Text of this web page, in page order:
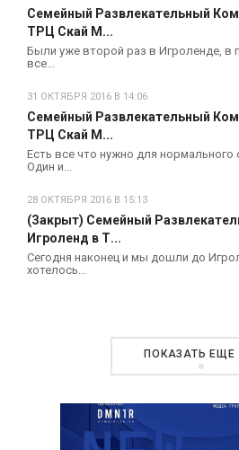
Семейный Развлекательный
ТРЦ Скай М...
Были уже второй раз в Игроленде, в
все...
31 ОКТЯБРЯ 2016 В 14:06
Семейный Развлекательный
ТРЦ Скай М...
Есть все что нужно для нормального
Один и...
28 ОКТЯБРЯ 2016 В 15:13
(Закрыт) Семейный
Игроленд в Т...
Сегодня наконец и мы дошли до
хотелось...
ПОКАЗАТЬ ЕЩЕ